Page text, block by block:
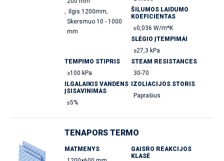
, Ilgis 1200mm,
Skersmuo 10 - 1000
mm
ŠILUMOS LAIDUMO
KOEFICIENTAS
≤0,036 W/m*K
SLĖGIO ĮTEMPIMAI
≥27,3 kPa
TEMPIMO STIPRIS
≥100 kPa
STEAM RESISTANCES
30-70
ILGALAIKIS VANDENS
ĮSISAVINIMAS
≤5%
IZOLIACIJOS STORIS
Paprašius
TENAPORS TERMO
MATMENYS
GAISRO REAKCIJOS
KLASĖ